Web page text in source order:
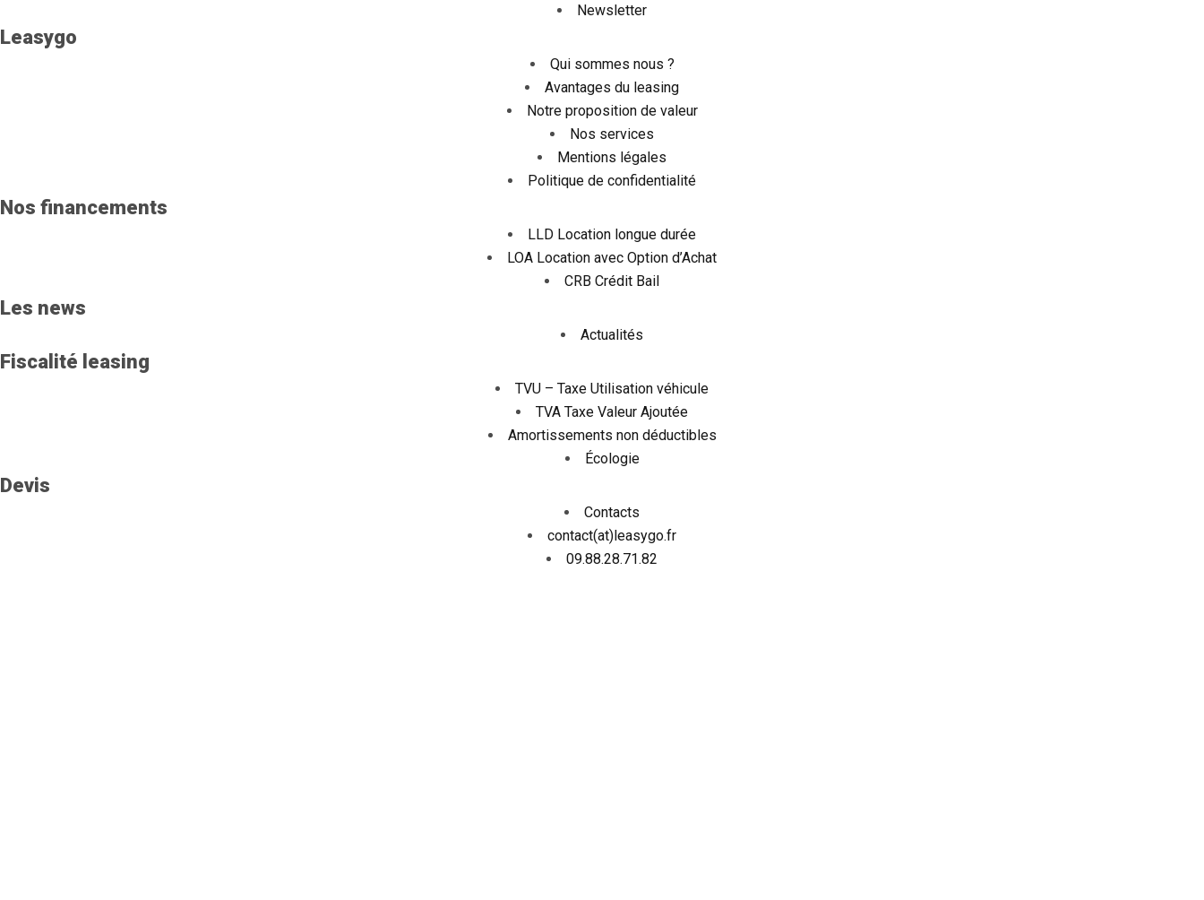
Newsletter
Leasygo
Qui sommes nous ?
Avantages du leasing
Notre proposition de valeur
Nos services
Mentions légales
Politique de confidentialité
Nos financements
LLD Location longue durée
LOA Location avec Option d’Achat
CRB Crédit Bail
Les news
Actualités
Fiscalité leasing
TVU – Taxe Utilisation véhicule
TVA Taxe Valeur Ajoutée
Amortissements non déductibles
Écologie
Devis
Contacts
contact(at)leasygo.fr
09.88.28.71.82